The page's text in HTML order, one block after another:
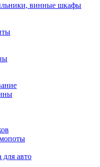
винные шкафы
для авто